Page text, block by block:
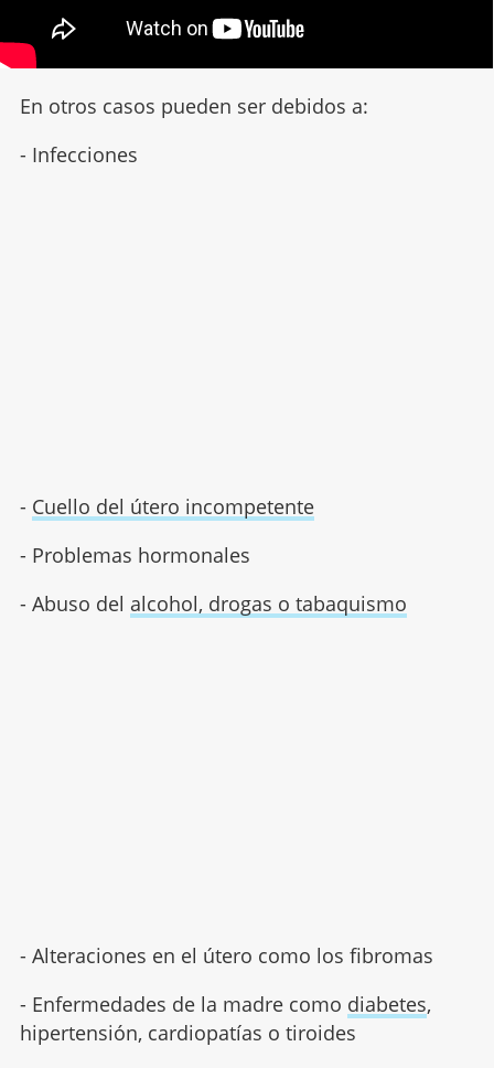
En otros casos pueden ser debidos a:
- Infecciones
- Cuello del útero incompetente
- Problemas hormonales
- Abuso del alcohol, drogas o tabaquismo
- Alteraciones en el útero como los fibromas
- Enfermedades de la madre como diabetes,
hipertensión, cardiopatías o tiroides